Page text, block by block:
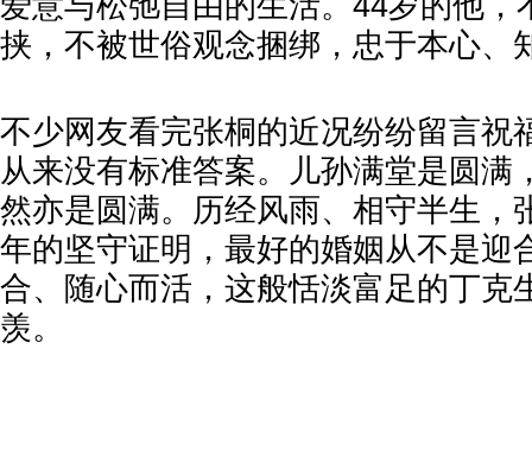
挟，不被世俗观念捆绑，忠于本心、
不少网友看完张桐的近况纷纷留言祝
从来没有标准答案。儿孙满堂是圆满
然亦是圆满。历经风雨、相守半生，
年的坚守证明，最好的婚姻从不是迎
合、随心而活，这般恬淡富足的丁克
羡。